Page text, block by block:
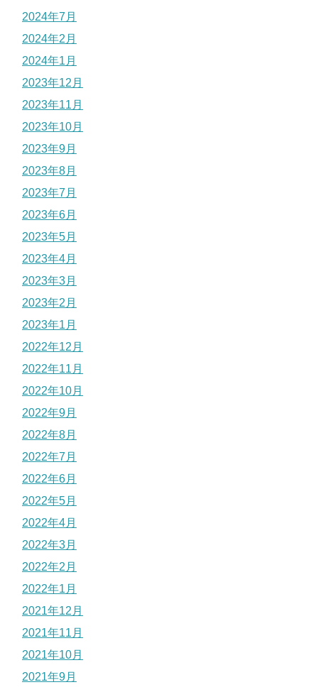
2024年7月
2024年2月
2024年1月
2023年12月
2023年11月
2023年10月
2023年9月
2023年8月
2023年7月
2023年6月
2023年5月
2023年4月
2023年3月
2023年2月
2023年1月
2022年12月
2022年11月
2022年10月
2022年9月
2022年8月
2022年7月
2022年6月
2022年5月
2022年4月
2022年3月
2022年2月
2022年1月
2021年12月
2021年11月
2021年10月
2021年9月